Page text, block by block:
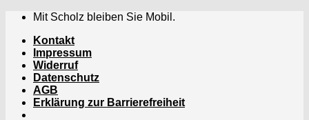
Zum
springen
Mit Scholz bleiben Sie Mobil.
Kontakt
Impressum
Widerruf
Datenschutz
AGB
Erklärung zur Barrierefreiheit